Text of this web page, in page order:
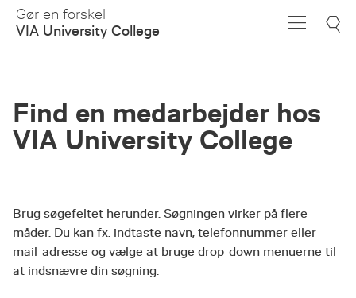
Skip
Main
Gør en forskel
VIA University College
Find en medarbejder hos
VIA University College
Brug søgefeltet herunder. Søgningen virker på flere
måder. Du kan fx. indtaste navn, telefonnummer eller
mail-adresse og vælge at bruge drop-down menuerne til
at indsnævre din søgning.